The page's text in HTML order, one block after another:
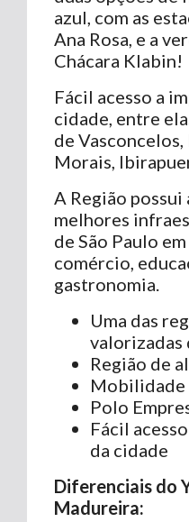
azul, com as
Ana Rosa, e a
Chácara Klabin!
Fácil acesso a
cidade, entre
de
Morais,
A Região possui
melhores
de São Paulo
comércio,
gastronomia.
Uma das
valorizadas
Região de
Mobilidade
Polo
Fácil
da cidade
Diferenciais do
Madureira: